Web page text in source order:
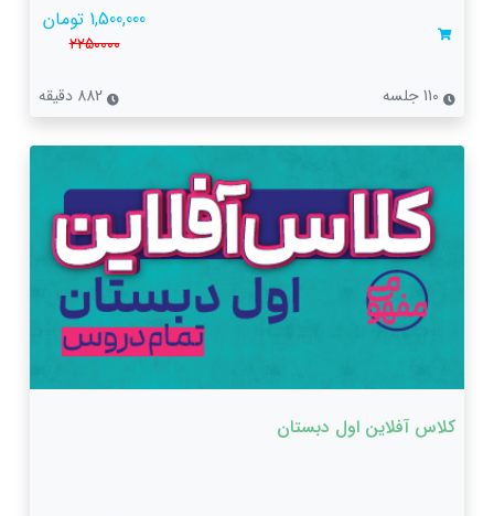
1,500,000 تومان
2250000
کلاس آفلاین اول دبستان